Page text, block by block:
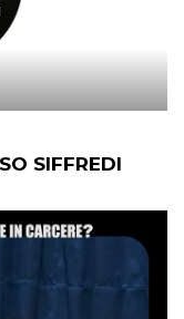
SIFFREDI